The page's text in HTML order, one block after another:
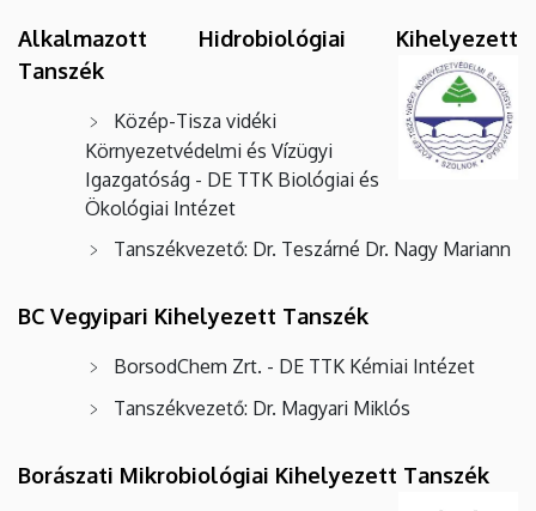
Alkalmazott Hidrobiológiai Kihelyezett
Tanszék
Közép-Tisza vidéki
Környezetvédelmi és Vízügyi
Igazgatóság - DE TTK Biológiai és
Ökológiai Intézet
Tanszékvezető: Dr. Teszárné Dr. Nagy Mariann
BC Vegyipari Kihelyezett Tanszék
BorsodChem Zrt. - DE TTK Kémiai Intézet
Tanszékvezető: Dr. Magyari Miklós
Borászati Mikrobiológiai Kihelyezett Tanszék